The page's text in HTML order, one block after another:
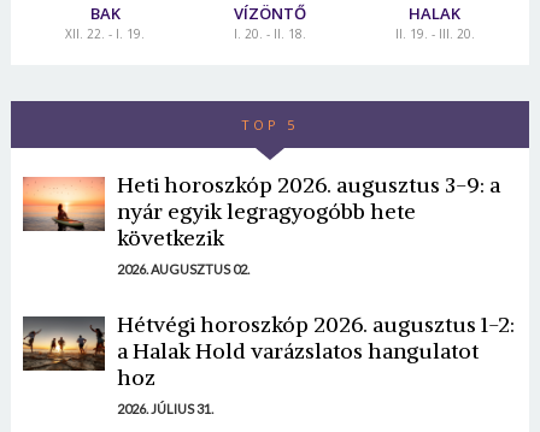
BAK
XII. 22. - I. 19.
VÍZÖNTŐ
I. 20. - II. 18.
HALAK
II. 19. - III. 20.
TOP 5
Heti horoszkóp 2026. augusztus 3-9: a
nyár egyik legragyogóbb hete
következik
2026. AUGUSZTUS 02.
Hétvégi horoszkóp 2026. augusztus 1-2:
a Halak Hold varázslatos hangulatot
hoz
2026. JÚLIUS 31.
Jelszó
Bejelentkezés